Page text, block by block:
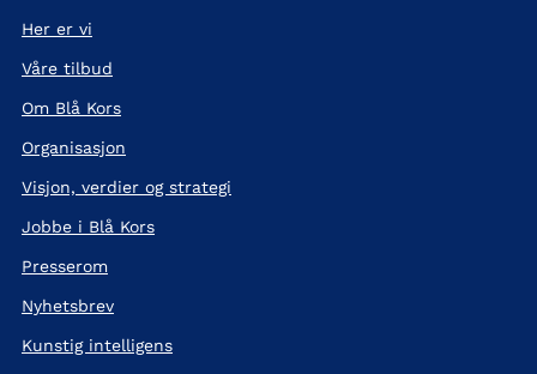
Her er vi
Våre tilbud
Om Blå Kors
Organisasjon
Visjon, verdier og strategi
Jobbe i Blå Kors
Presserom
Nyhetsbrev
Kunstig intelligens